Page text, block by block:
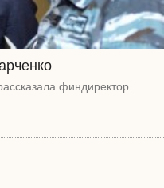
финдиректор